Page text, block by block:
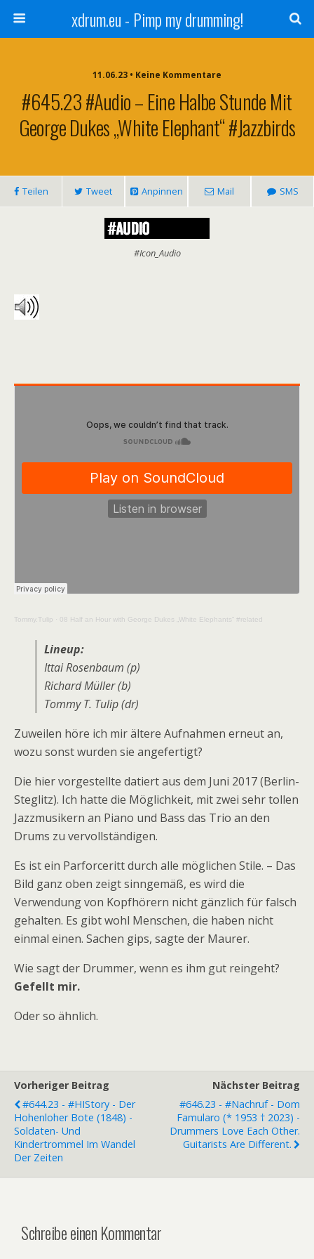
xdrum.eu - Pimp my drumming!
11.06.23 • Keine Kommentare
#645.23 #Audio – Eine Halbe Stunde Mit
George Dukes „White Elephant“ #Jazzbirds
Teilen Tweet Anpinnen Mail SMS
#Icon_Audio
Tommy.Tulip · 08 Half an Hour with George Dukes „White Elephants“ #related
Lineup:
Ittai Rosenbaum (p)
Richard Müller (b)
Tommy T. Tulip (dr)
Zuweilen höre ich mir ältere Aufnahmen erneut an,
wozu sonst wurden sie angefertigt?
Die hier vorgestellte datiert aus dem Juni 2017 (Berlin-
Steglitz). Ich hatte die Möglichkeit, mit zwei sehr tollen
Jazzmusikern an Piano und Bass das Trio an den
Drums zu vervollständigen.
Es ist ein Parforceritt durch alle möglichen Stile. – Das
Bild ganz oben zeigt sinngemäß, es wird die
Verwendung von Kopfhörern nicht gänzlich für falsch
gehalten. Es gibt wohl Menschen, die haben nicht
einmal einen. Sachen gips, sagte der Maurer.
Wie sagt der Drummer, wenn es ihm gut reingeht?
Gefellt mir.
Oder so ähnlich.
Vorheriger Beitrag
#644.23 - #HIStory - Der
Hohenloher Bote (1848) -
Soldaten- Und
Kindertrommel Im Wandel
Der Zeiten
Nächster Beitrag
#646.23 - #Nachruf - Dom
Famularo (* 1953 † 2023) -
Drummers Love Each Other.
Guitarists Are Different.
Schreibe einen Kommentar